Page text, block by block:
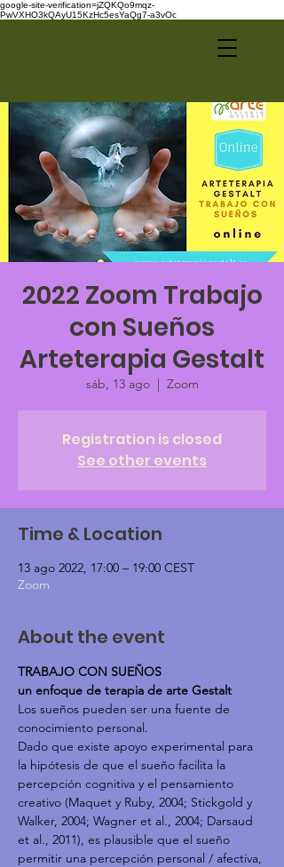
google-site-verification=jZQKQo9mqz-
PwVXHO3kQAyU15KzHc5esYaQg7-a3vOc
2022 Zoom Trabajo
con Sueños
Arteterapia Gestalt
sáb, 13 ago
  |
Zoom
Registration is closed
See other events
Time & Location
13 ago 2022, 17:00 – 19:00 CEST
Zoom
About the event
TRABAJO CON SUEÑOS
un enfoque de terapia de arte Gestalt
Los sueños pueden ser una fuente de
conocimiento personal.
Dado que existe apoyo experimental para
la hipótesis de que el sueño facilita la
percepción cognitiva y el pensamiento
creativo (Maquet y Ruby, 2004; Stickgold y
Walker, 2004; Wagner et al., 2004; Darsaud
et al., 2011), es plausible que el sueño
permitir una percepción personal / afectiva,